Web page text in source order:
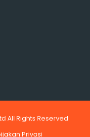
All Rights Reserved
Privasi